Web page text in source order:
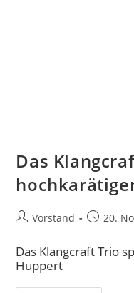
Das
Vorstand 20.
Das Klangcraft Trio
Huppert